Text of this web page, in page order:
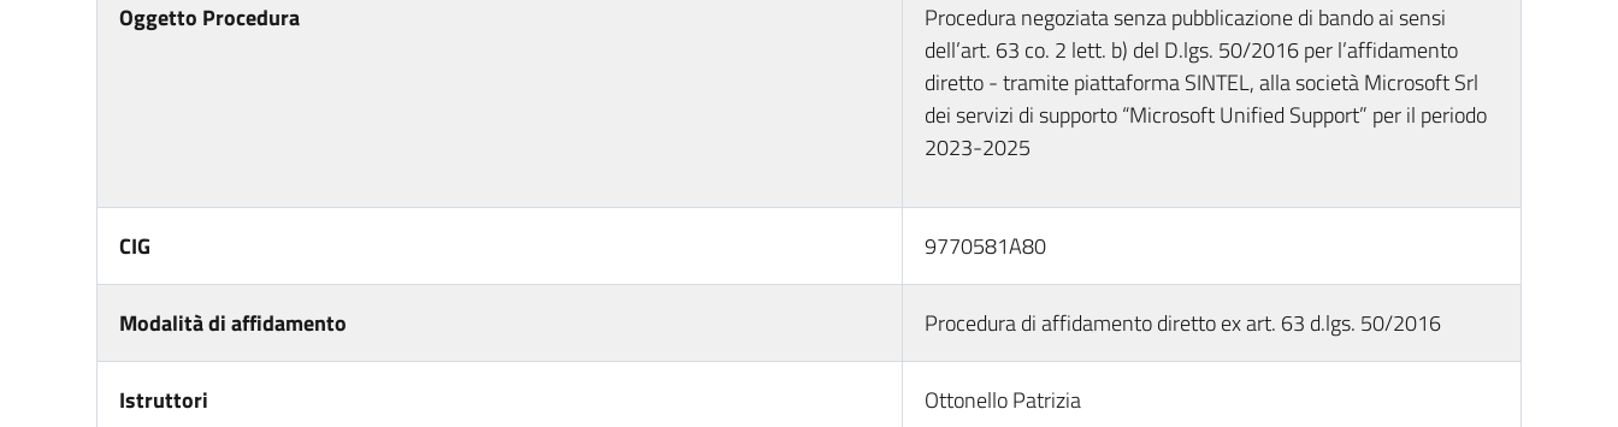
Oggetto Procedura
Procedura negoziata senza pubblicazione di bando ai sensi
dell’art. 63 co. 2 lett. b) del D.lgs. 50/2016 per l’affidamento
diretto - tramite piattaforma SINTEL, alla società Microsoft Srl
dei servizi di supporto “Microsoft Unified Support” per il periodo
2023-2025
CIG 9770581A80
Modalità di affidamento Procedura di affidamento diretto ex art. 63 d.lgs. 50/2016
Istruttori Ottonello Patrizia